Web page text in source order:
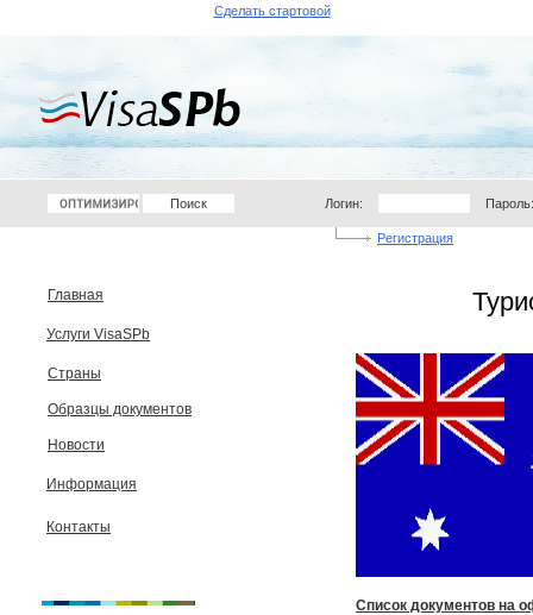
Сделать стартовой
Логин: Пароль:
Регистрация
Главная
Услуги VisaSPb
Страны
Образцы документов
Новости
Информация
Контакты
Список документов на